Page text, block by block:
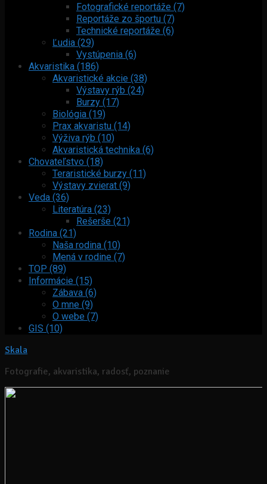
Fotografické reportáže (7)
Reportáže zo športu (7)
Technické reportáže (6)
Ľudia (29)
Vystúpenia (6)
Akvaristika (186)
Akvaristické akcie (38)
Výstavy rýb (24)
Burzy (17)
Biológia (19)
Prax akvaristu (14)
Výživa rýb (10)
Akvaristická technika (6)
Chovateľstvo (18)
Teraristické burzy (11)
Výstavy zvierat (9)
Veda (36)
Literatúra (23)
Rešerše (21)
Rodina (21)
Naša rodina (10)
Mená v rodine (7)
TOP (89)
Informácie (15)
Zábava (6)
O mne (9)
O webe (7)
GIS (10)
Skala
Fotografie, akvaristika, radosť, poznanie